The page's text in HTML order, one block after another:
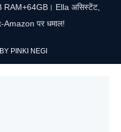
RAM+64GB। Ella असिस्टेंट,
Amazon पर धमाल!
BY PINKI NEGI